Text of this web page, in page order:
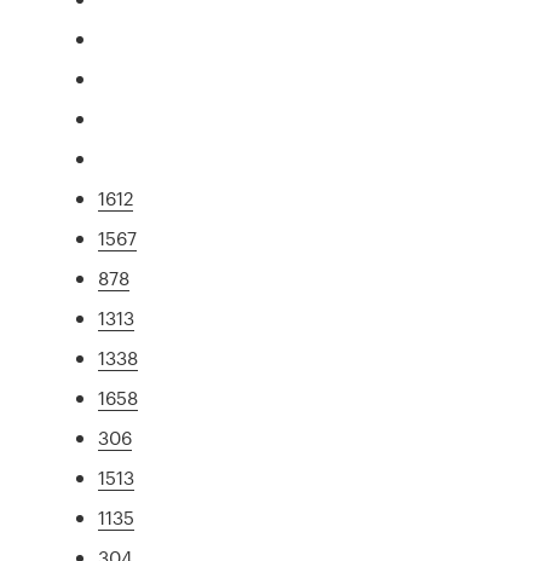
1612
1567
878
1313
1338
1658
306
1513
1135